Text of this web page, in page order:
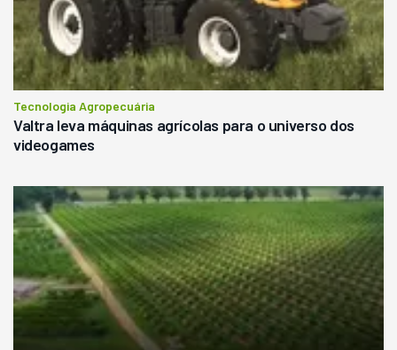
Tecnologia Agropecuária
Valtra leva máquinas agrícolas para o universo dos
videogames